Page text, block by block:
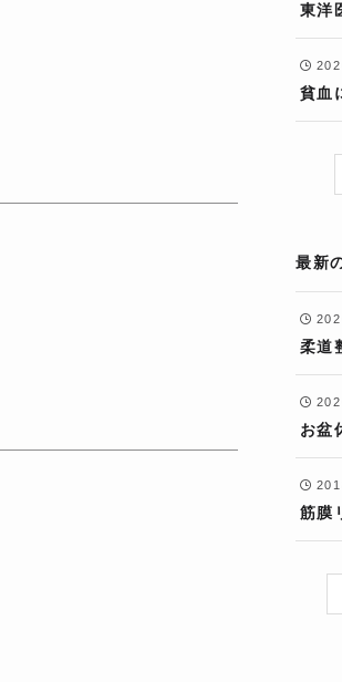
東洋
貧血
最新
柔道
お盆
筋膜